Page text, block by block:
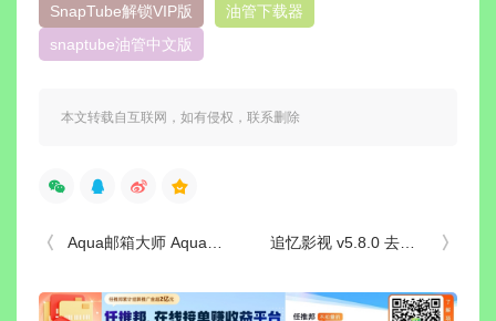
SnapTube解锁VIP版
油管下载器
snaptube油管中文版
本文转载自互联网，如有侵权，联系删除
Aqua邮箱大师 Aqua Mail v2.6.0 build 200600037 高级版 追忆影视 v5.8.0 去广告纯净绿色版